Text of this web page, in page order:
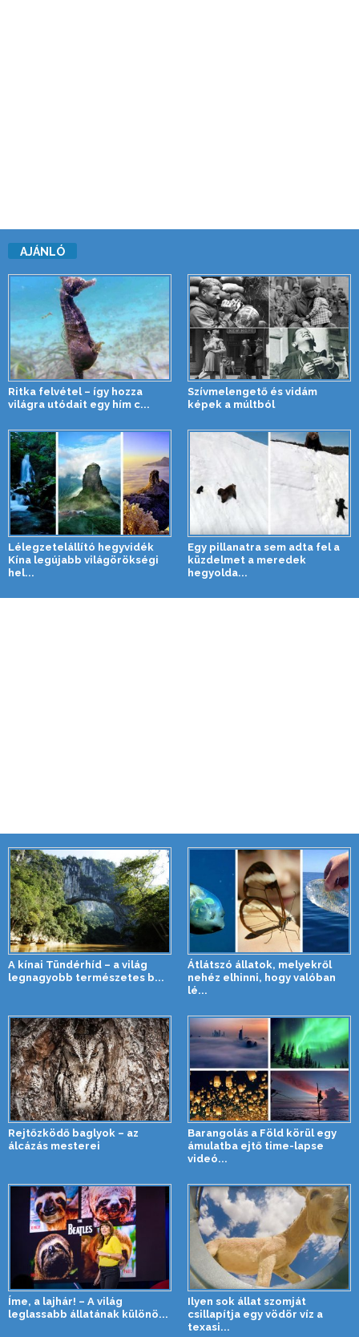
AJÁNLÓ
Ritka felvétel – így hozza
világra utódait egy hím c...
Szívmelengető és vidám
képek a múltból
Lélegzetelállító hegyvidék
Kína legújabb világörökségi
hel...
Egy pillanatra sem adta fel a
küzdelmet a meredek
hegyolda...
A kínai Tündérhíd – a világ
legnagyobb természetes b...
Átlátszó állatok, melyekről
nehéz elhinni, hogy valóban
lé...
Rejtőzködő baglyok – az
álcázás mesterei
Barangolás a Föld körül egy
ámulatba ejtő time-lapse
videó...
Íme, a lajhár! – A világ
leglassabb állatának különö...
Ilyen sok állat szomját
csillapítja egy vödör víz a
texasi...